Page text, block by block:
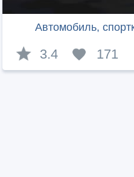
Автомобиль,
3.4 171